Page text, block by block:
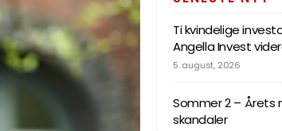
Ti kvindelige
Angella Invest
5. august, 2026
Sommer 2 – Årets
skandaler